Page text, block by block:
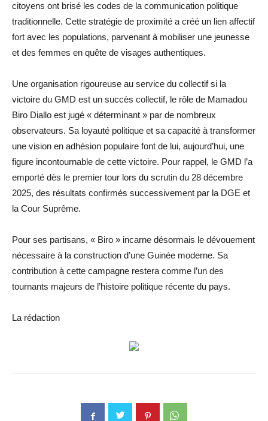
citoyens ont brisé les codes de la communication politique
traditionnelle. Cette stratégie de proximité a créé un lien affectif
fort avec les populations, parvenant à mobiliser une jeunesse
et des femmes en quête de visages authentiques.
Une organisation rigoureuse au service du collectif si la
victoire du GMD est un succès collectif, le rôle de Mamadou
Biro Diallo est jugé « déterminant » par de nombreux
observateurs. Sa loyauté politique et sa capacité à transformer
une vision en adhésion populaire font de lui, aujourd’hui, une
figure incontournable de cette victoire. Pour rappel, le GMD l’a
emporté dès le premier tour lors du scrutin du 28 décembre
2025, des résultats confirmés successivement par la DGE et
la Cour Suprême.
Pour ses partisans, « Biro » incarne désormais le dévouement
nécessaire à la construction d’une Guinée moderne. Sa
contribution à cette campagne restera comme l’un des
tournants majeurs de l’histoire politique récente du pays.
La rédaction